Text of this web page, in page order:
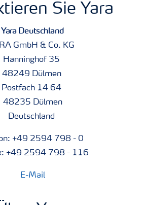
Sie Yara
Yara Deutschland
GmbH & Co. KG
Hanninghof 35
48249 Dülmen
Postfach 14 64
48235 Dülmen
Deutschland
+49 2594 798 - 0
+49 2594 798 - 116
E-Mail